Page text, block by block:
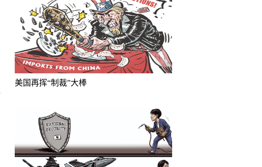
美国再挥“制裁”大棒